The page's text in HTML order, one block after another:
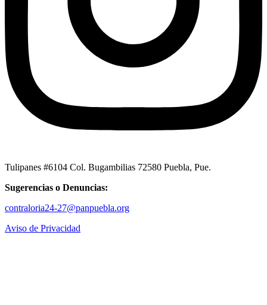
Tulipanes #6104 Col. Bugambilias 72580 Puebla, Pue.
Sugerencias o Denuncias:
contraloria24-27@panpuebla.org
Aviso de Privacidad